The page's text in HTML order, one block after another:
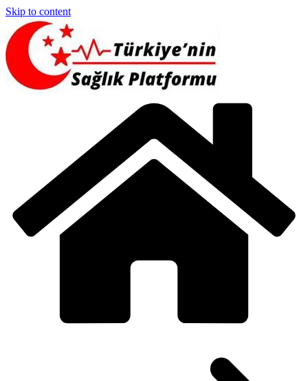
Skip to content